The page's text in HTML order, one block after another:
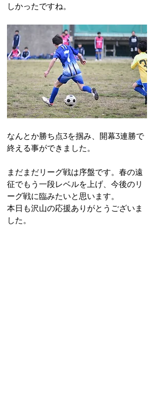
しかったですね。
なんとか勝ち点3を掴み、開幕3連勝で
終える事ができました。
まだまだリーグ戦は序盤です。春の遠
征でもう一段レベルを上げ、今後のリ
ーグ戦に臨みたいと思います。
本日も沢山の応援ありがとうございま
した。